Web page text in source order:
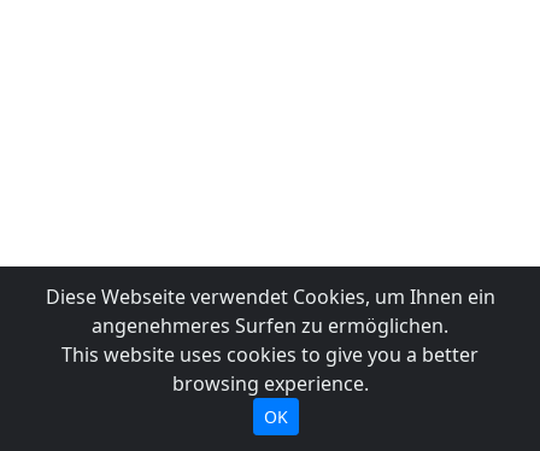
Diese Webseite verwendet Cookies, um Ihnen ein
angenehmeres Surfen zu ermöglichen.
This website uses cookies to give you a better
browsing experience.
OK